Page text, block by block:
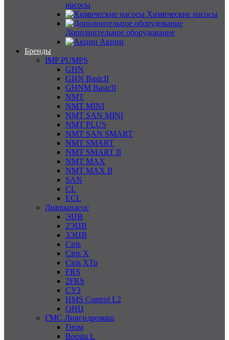
насосы
Химические насосы
Дополнительное оборудование
Акции
Бренды
IMP PUMPS
GHN
GHN BasicII
GHNM BasicII
NMT
NMT MINI
NMT SAN MINI
NMT PLUS
NMT SAN SMART
NMT SMART
NMT SMART II
NMT MAX
NMT MAX II
SAN
CL
ECL
Ливнынасос
ЭЦВ
2ЭЦВ
3ЭЦВ
Ciris
Ciris X
Ciris ХТр
FRS
2FRS
СУЗ
HMS Control L2
ОНЦ
ГМС Ливгидромаш
Гном
Boosta L